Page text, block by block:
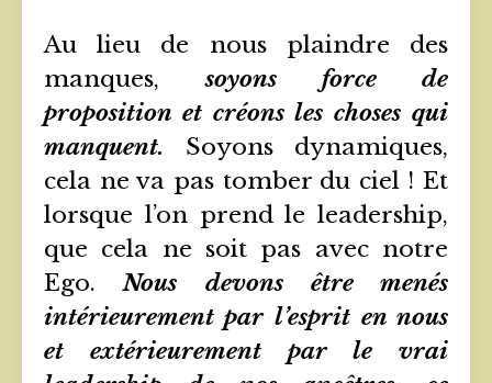
Au lieu de nous plaindre des
manques,soyons force de
proposition et créons les choses qui
manquent.
Soyons dynamiques,
cela ne va pas tomber du ciel ! Et
lorsque l’on prend le leadership,
que cela ne soit pas avec notre
Ego. Nous devons être menés
intérieurement par l’esprit en nous
et extérieurement par le vrai